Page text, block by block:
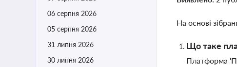
06 серпня 2026
05 серпня 2026
31 липня 2026
30 липня 2026
На основі
Що таке
Платформа